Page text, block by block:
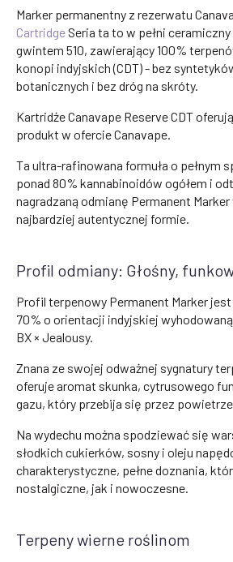
Marker permanentny z rezerwatu
Cartridge Seria ta to w pełni ceramiczny
gwintem 510, zawierający 100%
konopi indyjskich (CDT) - bez
botanicznych i bez dróg na skróty.
Kartridże Canavape Reserve CDT oferują
produkt w ofercie Canavape.
Ta ultra-rafinowana formuła o pełnym
ponad 80% kannabinoidów ogółem i
nagradzaną odmianę Permanent
najbardziej autentycznej formie.
Profil odmiany: Głośny,
Profil terpenowy Permanent Marker jest
70% o orientacji indyjskiej
BX × Jealousy.
Znana ze swojej odważnej sygnatury
oferuje aromat skunka, cytrusowego
gazu, który przebija się przez
Na wydechu można spodziewać się
słodkich cukierków, sosny i oleju
charakterystyczne, pełne doznania,
nostalgiczne, jak i nowoczesne.
Terpeny wierne roślinom